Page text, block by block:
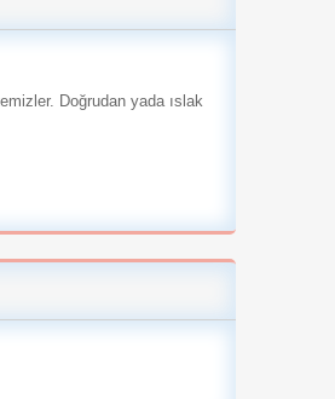
Doğrudan yada ıslak